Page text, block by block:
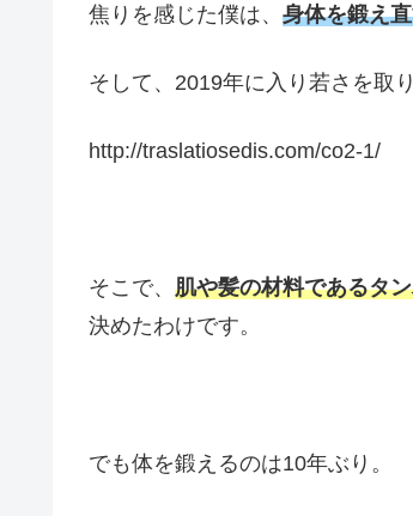
焦りを感じた僕は、 身体を鍛え
そして、2019年に入り若さを取
http://traslatiosedis.com/co2-1/
そこで、 肌や髪の材料であるタ
決めたわけです。
でも体を鍛えるのは10年ぶり。